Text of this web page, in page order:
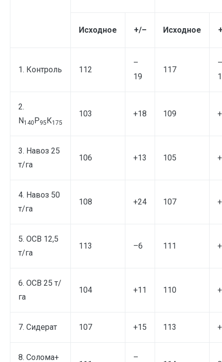
Исходное +/– Исходное
1. Контроль 112
–
19
117
–
2.
N140Р95К175
103 +18 109
3. Навоз 25
т/га
106 +13 105
4. Навоз 50
т/га
108 +24 107
5. ОСВ 12,5
т/га
113 –6 111
6. ОСВ 25 т/
га
104 +11 110
7. Сидерат 107 +15 113
8. Солома+
–